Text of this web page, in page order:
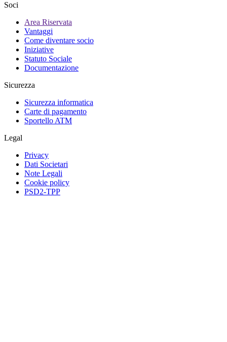
Soci
Area Riservata
Vantaggi
Come diventare socio
Iniziative
Statuto Sociale
Documentazione
Sicurezza
Sicurezza informatica
Carte di pagamento
Sportello ATM
Legal
Privacy
Dati Societari
Note Legali
Cookie policy
PSD2-TPP